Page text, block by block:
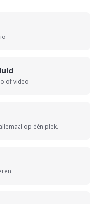
of video
op één plek.